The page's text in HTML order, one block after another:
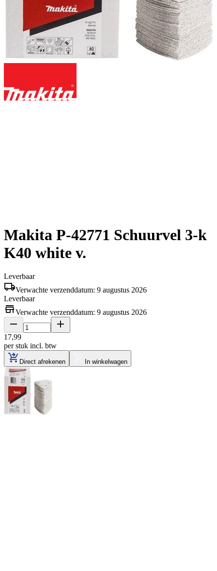
Makita P-42771 Schuurvel 3-k
K40 white v.
Leverbaar
Verwachte verzenddatum: 9 augustus 2026
Leverbaar
Verwachte verzenddatum: 9 augustus 2026
17,99
per stuk incl. btw
Direct afrekenen In winkelwagen